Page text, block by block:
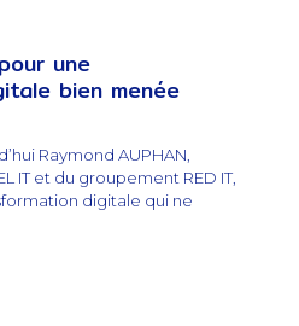
une
bien menée
Raymond AUPHAN,
IT et du groupement RED IT,
digitale qui ne